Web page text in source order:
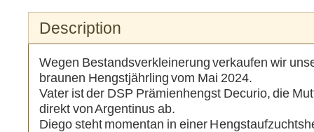
Description
Wegen Bestandsverkleinerung verkaufen wir
braunen Hengstjährling vom Mai 2024.
Vater ist der DSP Prämienhengst Decurio, die
direkt von Argentinus ab.
Diego steht momentan in einer